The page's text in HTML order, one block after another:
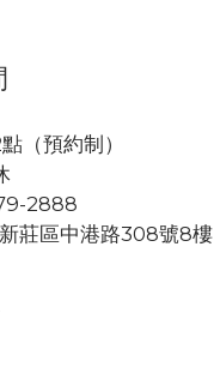
（預約制）
2888
莊區中港路308號8樓